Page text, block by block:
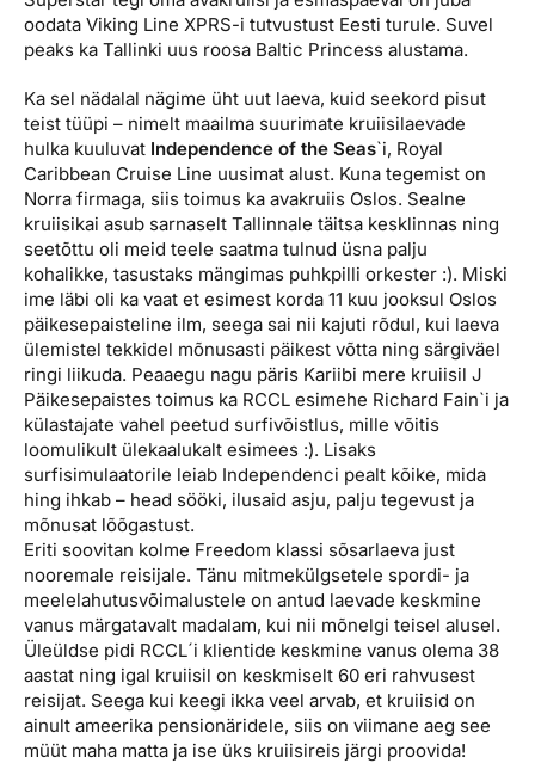
oodata Viking Line XPRS-i tutvustust Eesti turule. Suvel
peaks ka Tallinki uus roosa Baltic Princess alustama.
Ka sel nädalal nägime üht uut laeva, kuid seekord pisut
teist tüüpi – nimelt maailma suurimate kruiisilaevade
hulka kuuluvat Independence of the Seas`i, Royal
Caribbean Cruise Line uusimat alust. Kuna tegemist on
Norra firmaga, siis toimus ka avakruiis Oslos. Sealne
kruiisikai asub sarnaselt Tallinnale täitsa kesklinnas ning
seetõttu oli meid teele saatma tulnud üsna palju
kohalikke, tasustaks mängimas puhkpilli orkester :). Miski
ime läbi oli ka vaat et esimest korda 11 kuu jooksul Oslos
päikesepaisteline ilm, seega sai nii kajuti rõdul, kui laeva
ülemistel tekkidel mõnusasti päikest võtta ning särgiväel
ringi liikuda. Peaaegu nagu päris Kariibi mere kruiisil J
Päikesepaistes toimus ka RCCL esimehe Richard Fain`i ja
külastajate vahel peetud surfivõistlus, mille võitis
loomulikult ülekaalukalt esimees :). Lisaks
surfisimulaatorile leiab Independenci pealt kõike, mida
hing ihkab – head sööki, ilusaid asju, palju tegevust ja
mõnusat lõõgastust.
Eriti soovitan kolme Freedom klassi sõsarlaeva just
nooremale reisijale. Tänu mitmekülgsetele spordi- ja
meelelahutusvõimalustele on antud laevade keskmine
vanus märgatavalt madalam, kui nii mõnelgi teisel alusel.
Üleüldse pidi RCCL´i klientide keskmine vanus olema 38
aastat ning igal kruiisil on keskmiselt 60 eri rahvusest
reisijat. Seega kui keegi ikka veel arvab, et kruiisid on
ainult ameerika pensionäridele, siis on viimane aeg see
müüt maha matta ja ise üks kruiisireis järgi proovida!